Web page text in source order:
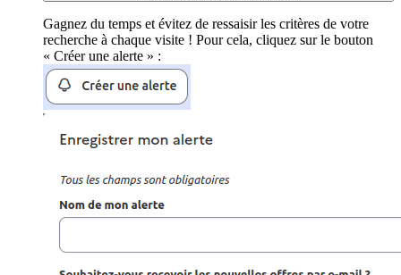
Gagnez du temps et évitez de ressaisir les critères de votre
recherche à chaque visite ! Pour cela, cliquez sur le bouton
« Créer une alerte » :